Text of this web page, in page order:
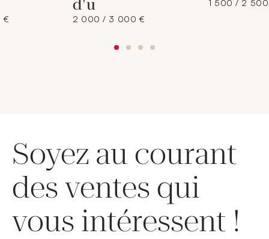
€
d'u
2 000 / 3 000 €
1 500 / 2
Soyez au courant
des ventes qui
vous intéressent !